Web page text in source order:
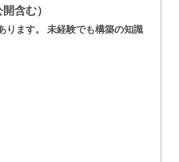
含む）
ります。 未経験でも構築の知識